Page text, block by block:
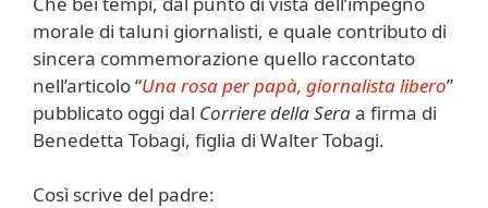
morale di taluni giornalisti, e quale contributo di
sincera commemorazione quello raccontato
nell’articolo “Una rosa per papà, giornalista libero”
pubblicato oggi dal Corriere della Seraa firma di
Benedetta Tobagi, figlia di Walter Tobagi.
Così scrive del padre: